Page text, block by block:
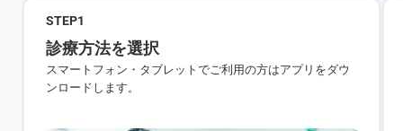
STEP1
診療方法を選択
スマートフォン・タブレットでご利用の方はアプリをダウ
ンロードします。